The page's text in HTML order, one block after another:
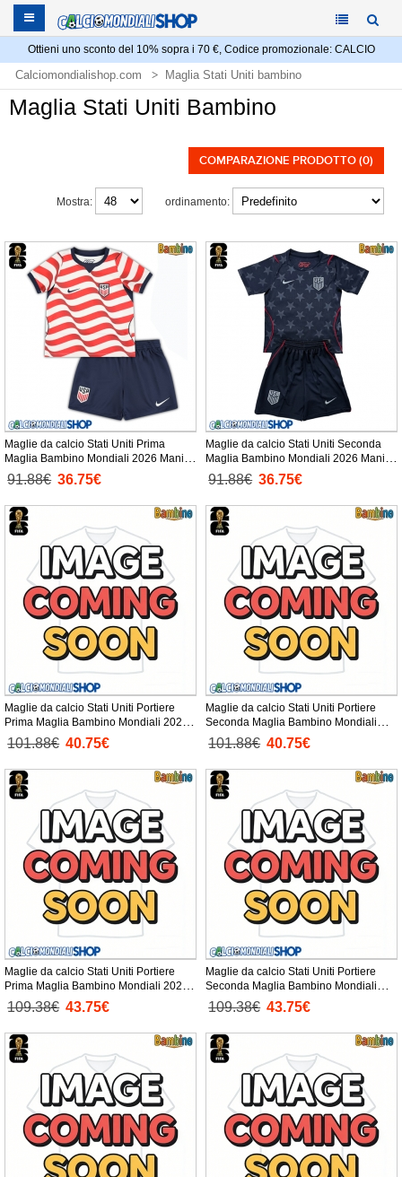
Ottieni uno sconto del 10% sopra i 70 €, Codice promozionale: CALCIO
Calciomondialishop.com Maglia Stati Uniti bambino
Maglia Stati Uniti Bambino
COMPARAZIONE PRODOTTO (0)
ordinamento:
Mostra:
Maglie da calcio Stati Uniti Prima
Maglia Bambino Mondiali 2026 Manica
Corta + Pantaloni corti)
91.88€ 36.75€
Maglie da calcio Stati Uniti Seconda
Maglia Bambino Mondiali 2026 Manica
Corta + Pantaloni corti)
91.88€ 36.75€
Maglie da calcio Stati Uniti Portiere
Prima Maglia Bambino Mondiali 2026
Manica Corta + Pantaloni corti)
101.88€ 40.75€
Maglie da calcio Stati Uniti Portiere
Seconda Maglia Bambino Mondiali
2026 Manica Corta + Pantaloni corti)
101.88€ 40.75€
Maglie da calcio Stati Uniti Portiere
Prima Maglia Bambino Mondiali 2026
Manica Lunga + Pantaloni corti)
109.38€ 43.75€
Maglie da calcio Stati Uniti Portiere
Seconda Maglia Bambino Mondiali
2026 Manica Lunga + Pantaloni corti)
109.38€ 43.75€